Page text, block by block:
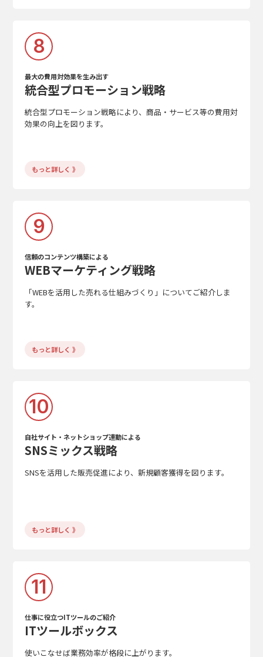
8
最大の費用対効果を生み出す
統合型プロモーション戦略
統合型プロモーション戦略により、商品・サービス等の費用対
効果の向上を図ります。
もっと詳しく 》
9
信頼のコンテンツ構築による
WEBマーケティング戦略
「WEBを活用した売れる仕組みづくり」についてご紹介しま
す。
もっと詳しく 》
10
自社サイト・ネットショップ連動による
SNSミックス戦略
SNSを活用した販売促進により、新規顧客獲得を図ります。
もっと詳しく 》
11
仕事に役立つITツールのご紹介
ITツールボックス
使いこなせば業務効率が格段に上がります。